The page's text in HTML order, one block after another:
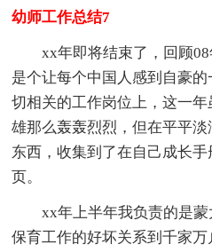
幼师工作总结7
xx年即将结束了，回顾08
是个让每个中国人感到自豪
切相关的工作岗位上，这一
雄那么轰轰烈烈，但在平平
东西，收集到了在自己成长
页。
xx年上半年我负责的是蒙
保育工作的好坏关系到千家